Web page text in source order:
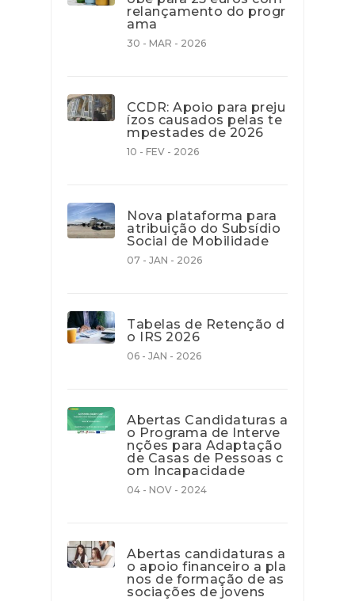
relançamento do progr
ama
30 - MAR - 2026
CCDR: Apoio para preju
ízos causados pelas te
mpestades de 2026
10 - FEV - 2026
Nova plataforma para
atribuição do Subsídio
Social de Mobilidade
07 - JAN - 2026
Tabelas de Retenção d
o IRS 2026
06 - JAN - 2026
Abertas Candidaturas a
o Programa de Interve
nções para Adaptação
de Casas de Pessoas c
om Incapacidade
04 - NOV - 2024
Abertas candidaturas a
o apoio financeiro a pla
nos de formação de as
sociações de jovens